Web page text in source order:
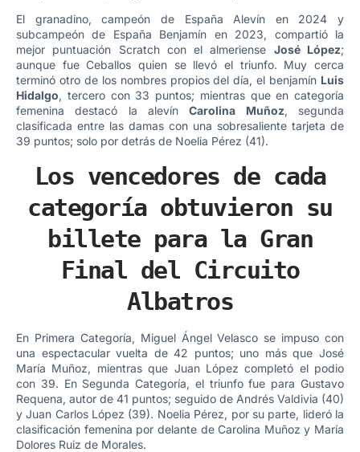
El granadino, campeón de España Alevín en 2024 y
subcampeón de España Benjamín en 2023, compartió la
mejor puntuación Scratch con el almeriense José López;
aunque fue Ceballos quien se llevó el triunfo. Muy cerca
terminó otro de los nombres propios del día, el benjamín Luis
Hidalgo, tercero con 33 puntos; mientras que en categoría
femenina destacó la alevínCarolina Muñoz, segunda
clasificada entre las damas con una sobresaliente tarjeta de
39 puntos; solo por detrás de Noelia Pérez (41).
Los vencedores de cada
categoría obtuvieron su
billete para la Gran
Final del Circuito
Albatros
En Primera Categoría, Miguel Ángel Velasco se impuso con
una espectacular vuelta de 42 puntos; uno más que José
María Muñoz, mientras que Juan López completó el podio
con 39. En Segunda Categoría, el triunfo fue para Gustavo
Requena, autor de 41 puntos; seguido de Andrés Valdivia (40)
y Juan Carlos López (39). Noelia Pérez, por su parte, lideró la
clasificación femenina por delante de Carolina Muñoz y María
Dolores Ruiz de Morales.